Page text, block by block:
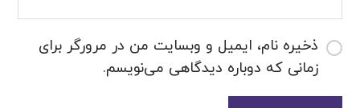
ذخیره نام، ایمیل و وبسایت من در مرورگر برای
زمانی که دوباره دیدگاهی می‌نویسم.